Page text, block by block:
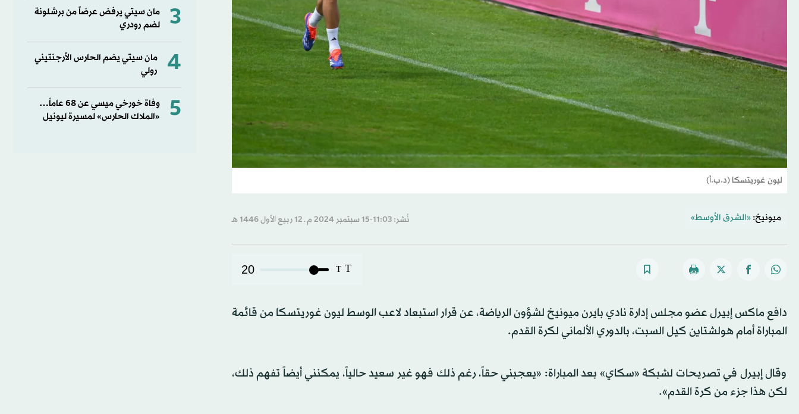
ليون غوريتسكا (د.ب.أ)
ميونيخ: «الشرق الأوسط» نُشر: 11:03-15 سبتمبر 2024 م ـ 12 ربيع الأول 1446 هـ
T
T
20
دافع ماكس إبيرل عضو مجلس إدارة نادي بايرن ميونيخ لشؤون الرياضة، عن قرار استبعاد لاعب الوسط ليون غوريتسكا من قائمة
المباراة أمام هولشتاين كيل السبت، بالدوري الألماني لكرة القدم.
وقال إبيرل في تصريحات لشبكة «سكاي» بعد المباراة: «يعجبني حقاً، رغم ذلك فهو غير سعيد حالياً، يمكنني أيضاً تفهم ذلك،
لكن هذا جزء من كرة القدم».
3
مان سيتي يرفض عرضاً من برشلونة
لضم رودري
4
مان سيتي يضم الحارس الأرجنتيني
رولي
5
وفاة خورخي ميسي عن 68 عاماً…
«الملاك الحارس» لمسيرة ليونيل